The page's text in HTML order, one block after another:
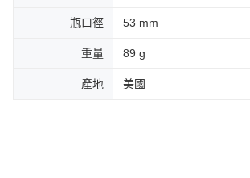
瓶口徑 53 mm
重量 89 g
產地 美國